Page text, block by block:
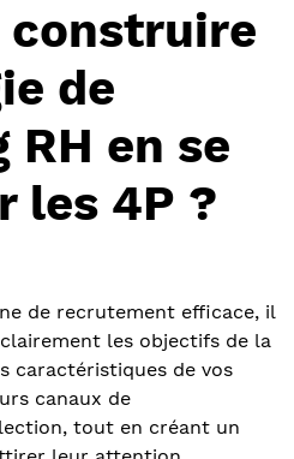
construire
de
en se
les 4P ?
de recrutement efficace, il
les objectifs de la
caractéristiques de vos
canaux de
tout en créant un